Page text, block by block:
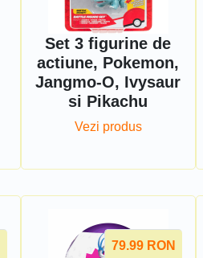
Set 3 figurine de
actiune, Pokemon,
Jangmo-O, Ivysaur
si Pikachu
Vezi produs
79.99 RON